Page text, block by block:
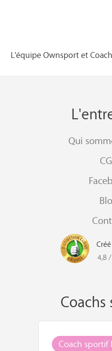
L'équipe Ownsport et
Qui
4,8
Coach sportif